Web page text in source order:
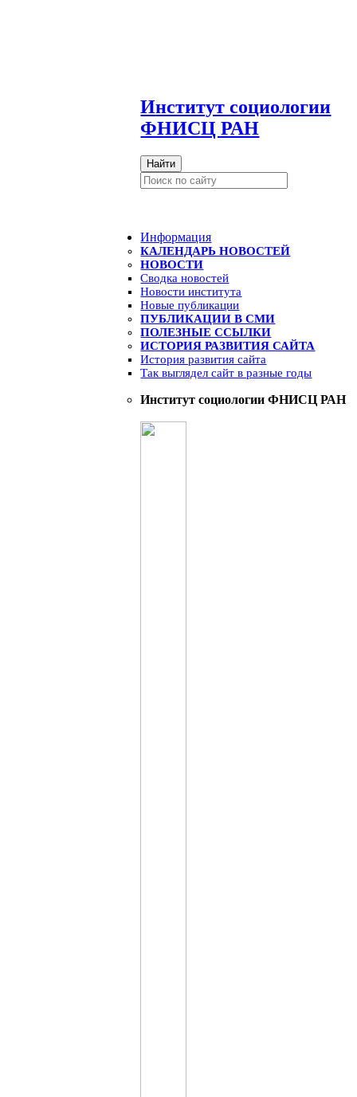
Институт социологии
ФНИСЦ РАН
Найти
Информация
КАЛЕНДАРЬ НОВОСТЕЙ
НОВОСТИ
Сводка новостей
Новости института
Новые публикации
ПУБЛИКАЦИИ В СМИ
ПОЛЕЗНЫЕ ССЫЛКИ
ИСТОРИЯ РАЗВИТИЯ САЙТА
История развития сайта
Так выглядел сайт в разные годы
Институт социологии ФНИСЦ РАН